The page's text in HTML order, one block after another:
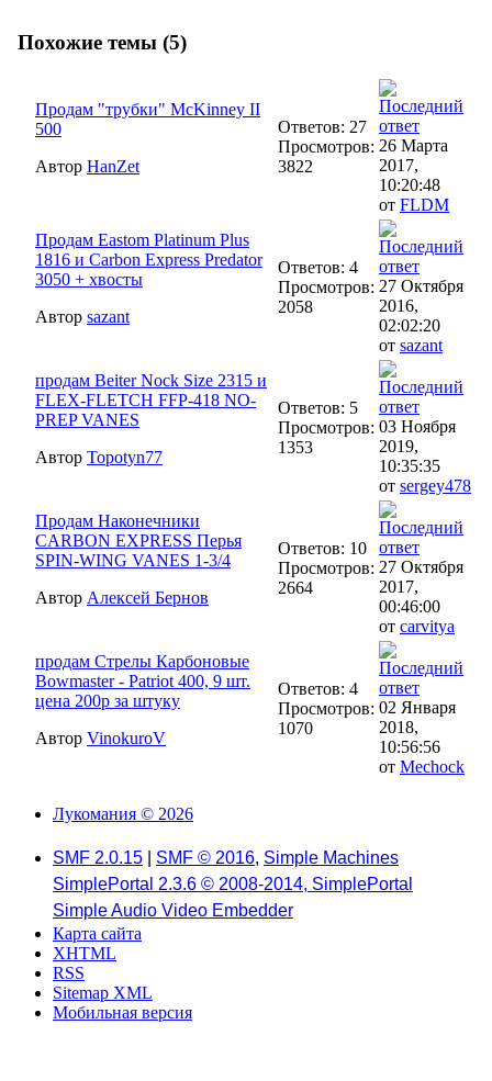
Похожие темы (5)
Продам "трубки" McKinney II
500
Автор HanZet
Ответов: 27
Просмотров:
3822
26 Марта
2017,
10:20:48
от FLDM
Продам Eastom Platinum Plus
1816 и Carbon Express Predator
3050 + хвосты
Автор sazant
Ответов: 4
Просмотров:
2058
27 Октября
2016,
02:02:20
от sazant
продам Beiter Nock Size 2315 и
FLEX-FLETCH FFP-418 NO-
PREP VANES
Автор Topotyn77
Ответов: 5
Просмотров:
1353
03 Ноября
2019,
10:35:35
от sergey478
Продам Наконечники
CARBON EXPRESS Перья
SPIN-WING VANES 1-3/4
Автор Алексей Бернов
Ответов: 10
Просмотров:
2664
27 Октября
2017,
00:46:00
от carvitya
продам Cтрелы Карбоновые
Bowmaster - Patriot 400, 9 шт.
цена 200р за штуку
Автор VinokuroV
Ответов: 4
Просмотров:
1070
02 Января
2018,
10:56:56
от Mechock
Лукомания © 2026
SMF 2.0.15 SMF © 2016, Simple Machines
SimplePortal 2.3.6 © 2008-2014, SimplePortal
Simple Audio Video Embedder
Карта сайта
XHTML
RSS
Sitemap XML
Мобильная версия